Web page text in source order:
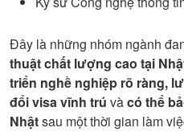
Đây là những nhóm ngành
thuật chất lượng cao tại
triển nghề nghiệp rõ ràng,
đổi visa vĩnh trú vàcó thể
Nhậtsau một thời gian làm